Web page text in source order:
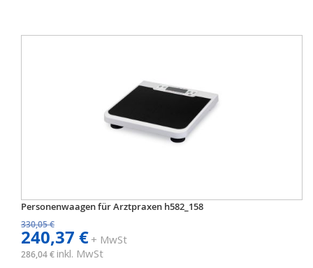
Personenwaagen für Arztpraxen h582_158
330,05 €
240,37 €+ MwSt
286,04 € inkl. MwSt